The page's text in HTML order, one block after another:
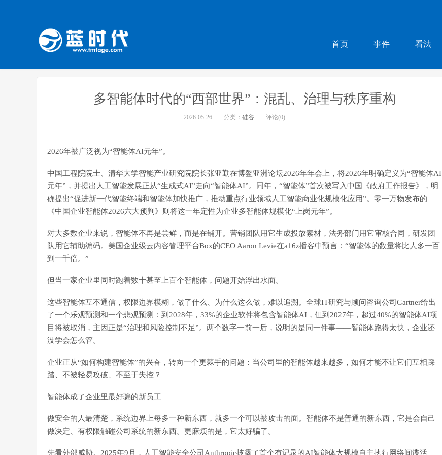
首页 事件 看法
多智能体时代的“西部世界”：混乱、治理与秩序重构
2026-05-26 分类： 硅谷 评论(0)
2026年被广泛视为“智能体AI元年”。
中国工程院院士、清华大学智能产业研究院院长张亚勤在博鳌亚洲论坛2026年年会上，将2026年明确定义为“智能体AI
元年”，并提出人工智能发展正从“生成式AI”走向“智能体AI”。同年，“智能体”首次被写入中国《政府工作报告》，明
确提出“促进新一代智能终端和智能体加快推广，推动重点行业领域人工智能商业化规模化应用”。零一万物发布的
《中国企业智能体2026六大预判》则将这一年定性为企业多智能体规模化“上岗元年”。
对大多数企业来说，智能体不再是尝鲜，而是在铺开。营销团队用它生成投放素材，法务部门用它审核合同，研发团
队用它辅助编码。美国企业级云内容管理平台Box的CEO Aaron Levie在a16z播客中预言：“智能体的数量将比人多一百
到一千倍。”
但当一家企业里同时跑着数十甚至上百个智能体，问题开始浮出水面。
这些智能体互不通信，权限边界模糊，做了什么、为什么这么做，难以追溯。全球IT研究与顾问咨询公司Gartner给出
了一个乐观预测和一个悲观预测：到2028年，33%的企业软件将包含智能体AI，但到2027年，超过40%的智能体AI项
目将被取消，主因正是“治理和风险控制不足”。两个数字一前一后，说明的是同一件事——智能体跑得太快，企业还
没学会怎么管。
企业正从“如何构建智能体”的兴奋，转向一个更棘手的问题：当公司里的智能体越来越多，如何才能不让它们互相踩
踏、不被轻易攻破、不至于失控？
智能体成了企业里最好骗的新员工
做安全的人最清楚，系统边界上每多一种新东西，就多一个可以被攻击的面。智能体不是普通的新东西，它是会自己
做决定、有权限触碰公司系统的新东西。更麻烦的是，它太好骗了。
先看外部威胁。2025年9月，人工智能安全公司Anthropic披露了首个有记录的AI智能体大规模自主执行网络间谍活